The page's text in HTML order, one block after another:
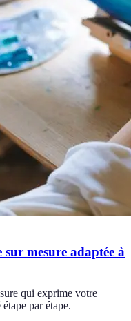
mesure adaptée à
qui exprime votre
par étape.